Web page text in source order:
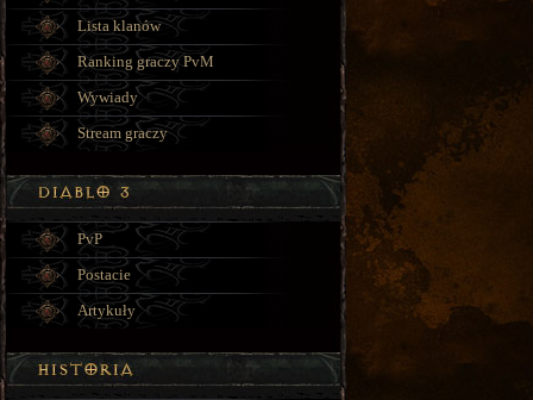
Lista klanów
Ranking graczy PvM
Wywiady
Stream graczy
PvP
Postacie
Artykuły